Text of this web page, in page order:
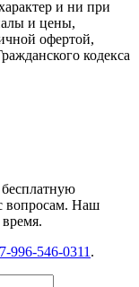
и ни при
и цены,
офертой,
кодекса
вопросам. Наш
996-546-0311 .